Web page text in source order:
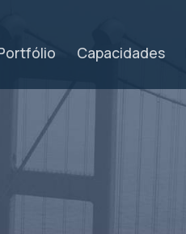
Capacidades